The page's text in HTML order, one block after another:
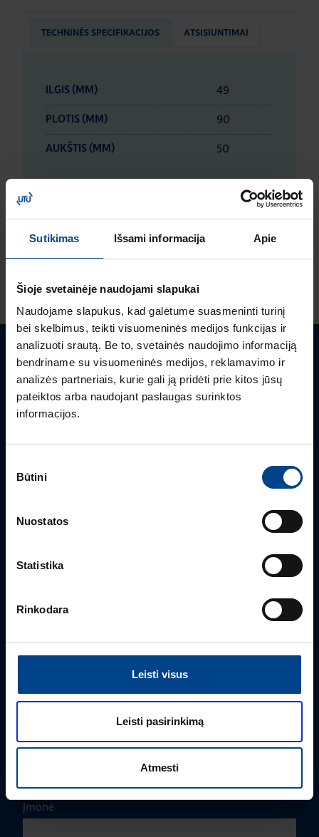
Sutikimas Išsami informacija Apie
Šioje svetainėje naudojami slapukai
Naudojame slapukus, kad galėtume suasmeninti turinį
bei skelbimus, teikti visuomeninės medijos funkcijas ir
analizuoti srautą. Be to, svetainės naudojimo informaciją
bendriname su visuomeninės medijos, reklamavimo ir
analizės partneriais, kurie gali ją pridėti prie kitos jūsų
pateiktos arba naudojant paslaugas surinktos
informacijos.
pasirinkimas
Būtini
Nuostatos
Statistika
Rinkodara
Leisti visus
Leisti pasirinkimą
Atmesti
TECHNINĖS SPECIFIKACIJOS ATSISIUNTIMAI
ILGIS (MM) 49
PLOTIS (MM) 90
AUKŠTIS (MM) 50
ĮVERTINIMAI IR ŽYMĖJIMAI
Turite klausimų? Susisiekite
Mielai atsakysime į Jums aktualius klausimus.
rimvydas.bieksa@utugroup.com
Pavardė*
Įmonė